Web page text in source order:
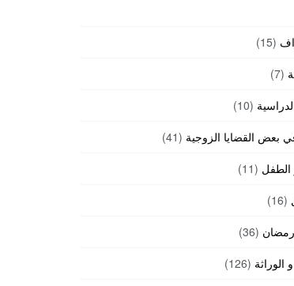
(15)
(7)
(10)
بعض القضايا الزوجية (41)
الطفل (11)
(16)
(36)
الوراثة (126)